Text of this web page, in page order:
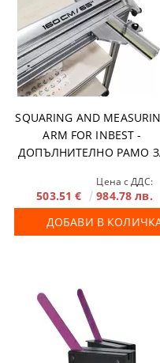
SQUARING AND
ARM FOR INBEST -
ДОПЪЛНИТЕЛНО РАМО
Цена с ДДС:
503.51 €
984.78 лв.
ДОБАВИ В